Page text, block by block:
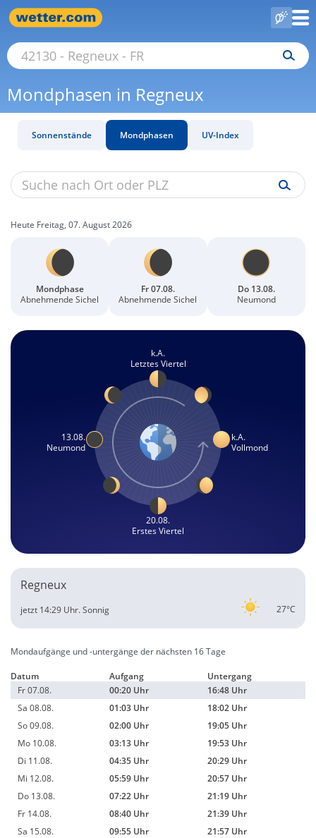
Mondphasen in Regneux
Sonnenstände Mondphasen UV-Index
Heute Freitag, 07. August 2026
Mondphase
Abnehmende Sichel
Fr 07.08.
Abnehmende Sichel
Do 13.08.
Neumond
k.A.
Letztes Viertel
13.08.
Neumond
k.A.
Vollmond
20.08.
Erstes Viertel
Regneux
27°C
jetzt 14:29 Uhr.Sonnig
Mondaufgänge und -untergänge der nächsten 16 Tage
Datum Aufgang
Untergang
Fr 07.08.
00:20 Uhr
16:48 Uhr
Sa 08.08.
01:03 Uhr
18:02 Uhr
So 09.08.
02:00 Uhr
19:05 Uhr
Mo 10.08.
03:13 Uhr
19:53 Uhr
Di 11.08.
04:35 Uhr
20:29 Uhr
Mi 12.08.
05:59 Uhr
20:57 Uhr
Do 13.08.
07:22 Uhr
21:19 Uhr
Fr 14.08.
08:40 Uhr
21:39 Uhr
Sa 15.08.
09:55 Uhr
21:57 Uhr